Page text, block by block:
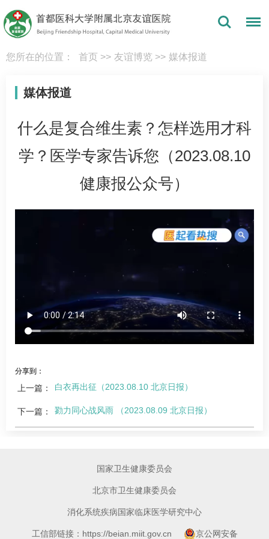
您所在的位置： 首页 >> 友谊博览 >> 媒体报道
媒体报道
什么是复合维生素？怎样选用才科
学？医学专家告诉您（2023.08.10
健康报公众号）
分享到：
上一篇： 白衣再出征（2023.08.10 北京日报）
下一篇： 勠力同心战风雨 （2023.08.09 北京日报）
国家卫生健康委员会
北京市卫生健康委员会
消化系统疾病国家临床医学研究中心
工信部链接：https://beian.miit.gov.cn 京公网安备